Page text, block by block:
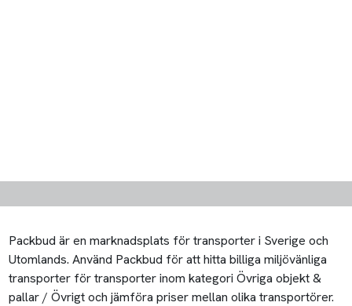
Packbud är en marknadsplats för transporter i Sverige och
Utomlands. Använd Packbud för att hitta billiga miljövänliga
transporter för transporter inom kategori Övriga objekt &
pallar / Övrigt och jämföra priser mellan olika transportörer.